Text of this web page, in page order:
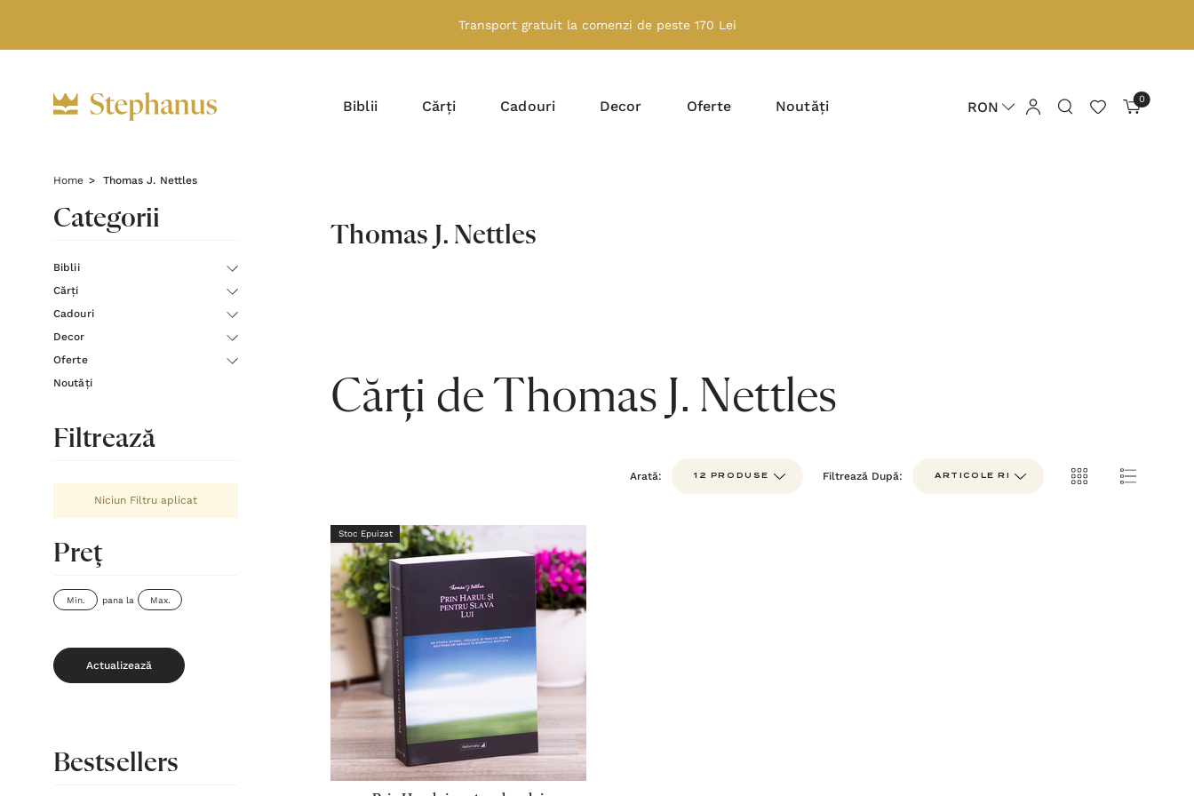
Transport gratuit la comenzi de peste 170 Lei
Biblii Cărți Cadouri Decor Oferte Noutăți RON 0
Home Thomas J. Nettles
Categorii
Biblii
Cărți
Cadouri
Decor
Oferte
Noutăți
Filtrează
Niciun Filtru aplicat
Preţ
pana la
Actualizează
Bestsellers
Thomas J. Nettles
Cărți de Thomas J. Nettles
Arată: Filtrează După:
Stoc Epuizat